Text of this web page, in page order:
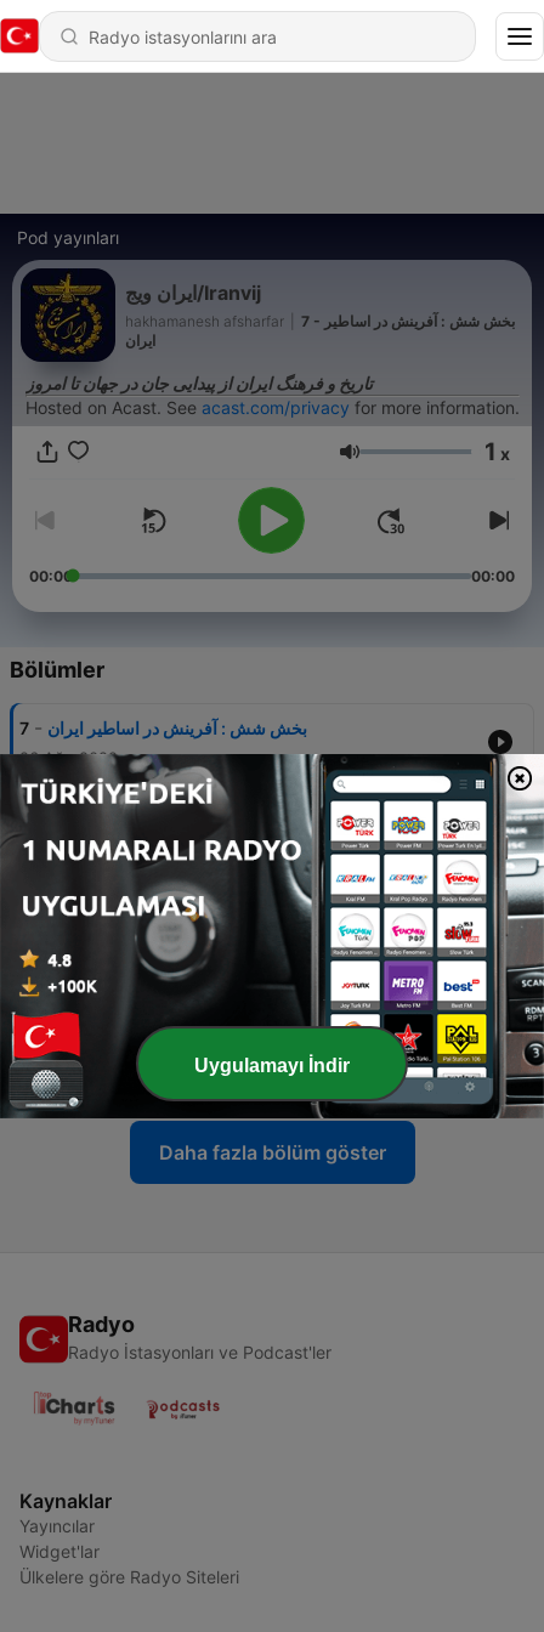
Pod yayınları
ایران ویج/Iranvij
hakhamanesh afsharfar
7 - بخش شش : آفرینش در اساطیر
ایران
تاریخ و فرهنگ ایران از پیدایی جان در جهان تا امروز
Hosted on Acast. See acast.com/privacy for more information.
Ses 1 x
00:00 00:00
Bölümler
7 - بخش شش : آفرینش در اساطیر ایران
26 Ağu 2022
6 - بخش پنج : نیو-اردشیر یادگار بزرگمهر ایران
بخش چهار : پورداوُد رستاخیز فرهنگ و زبان‌های باستان ایران
03 Tem 2022
4 - بخش سه : ماه های باستانی ایران
27 Mayıs 2022
3 - بخش دو : فروهر نگاره ی باستانی ایران
23 Nis 2022
Daha fazla bölüm göster
Radyo
Radyo İstasyonları ve Podcast'ler
Kaynaklar
Yayıncılar
Widget'lar
Ülkelere göre Radyo Siteleri
Uygulamayı İndir